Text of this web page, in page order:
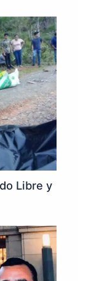
Libre y